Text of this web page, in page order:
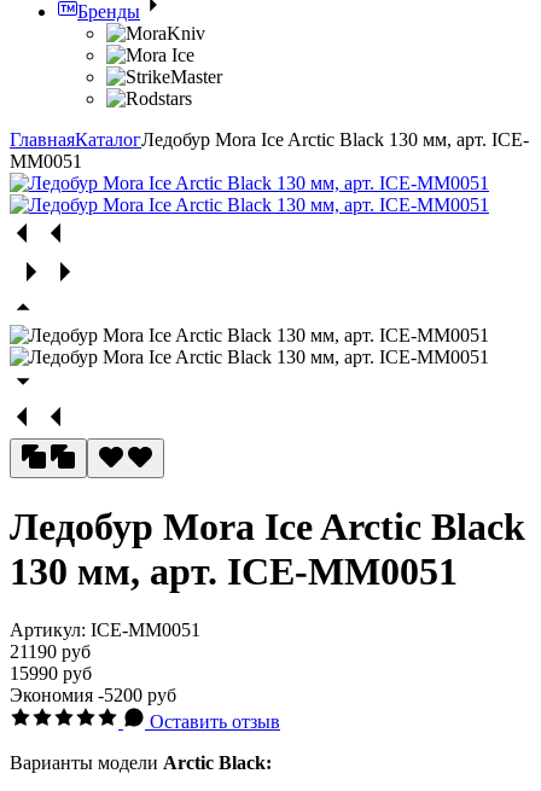
Бренды
ГлавнаяКаталогЛедобур Mora Ice Arctic Black 130 мм, арт. ICE-
MM0051
Ледобур Mora Ice Arctic Black
130 мм, арт. ICE-MM0051
Артикул: ICE-MM0051
21190 руб
15990 руб
Экономия -5200 руб
Оставить отзыв
Варианты модели Arctic Black: